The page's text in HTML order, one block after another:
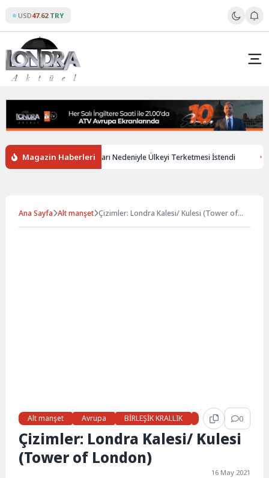
content
USD47.62 TRY
Magazin Haberleri
Kadının Brexit Kuralları Nedeniyle Ülkeyi Terketmesi İstendi Ayhan
Ana Sayfa Alt manşet Çizimler: Londra Kalesi/ Kulesi (Tower of
Alt manşet Avrupa BİRLEŞİK KRALLIK Gündem 0
Çizimler: Londra Kalesi/ Kulesi
(Tower of London)
16 May 2021